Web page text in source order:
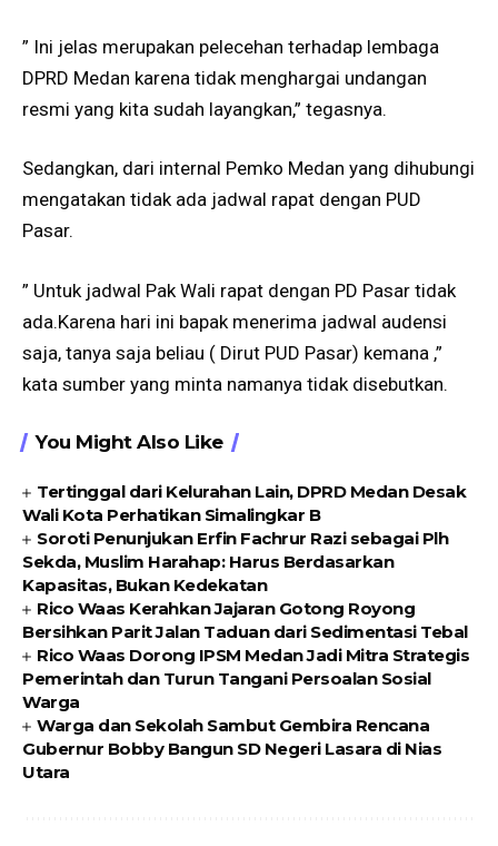
” Ini jelas merupakan pelecehan terhadap lembaga
DPRD Medan karena tidak menghargai undangan
resmi yang kita sudah layangkan,” tegasnya.
Sedangkan, dari internal Pemko Medan yang dihubungi
mengatakan tidak ada jadwal rapat dengan PUD
Pasar.
” Untuk jadwal Pak Wali rapat dengan PD Pasar tidak
ada.Karena hari ini bapak menerima jadwal audensi
saja, tanya saja beliau ( Dirut PUD Pasar) kemana ,”
kata sumber yang minta namanya tidak disebutkan.
You Might Also Like
Tertinggal dari Kelurahan Lain, DPRD Medan Desak
Wali Kota Perhatikan Simalingkar B
Soroti Penunjukan Erfin Fachrur Razi sebagai Plh
Sekda, Muslim Harahap: Harus Berdasarkan
Kapasitas, Bukan Kedekatan
Rico Waas Kerahkan Jajaran Gotong Royong
Bersihkan Parit Jalan Taduan dari Sedimentasi Tebal
Rico Waas Dorong IPSM Medan Jadi Mitra Strategis
Pemerintah dan Turun Tangani Persoalan Sosial
Warga
Warga dan Sekolah Sambut Gembira Rencana
Gubernur Bobby Bangun SD Negeri Lasara di Nias
Utara